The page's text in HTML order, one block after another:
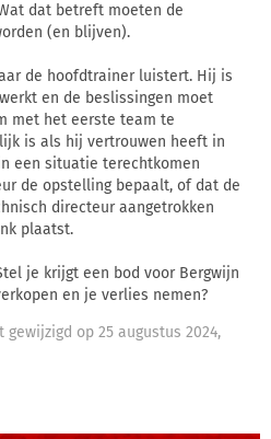
dat betreft moeten de
(en blijven).
de hoofdtrainer luistert. Hij is
en de beslissingen moet
met het eerste team te
is als hij vertrouwen heeft in
een situatie terechtkomen
de opstelling bepaalt, of dat de
directeur aangetrokken
plaatst.
je krijgt een bod voor Bergwijn
en je verlies nemen?
op 25 augustus 2024,